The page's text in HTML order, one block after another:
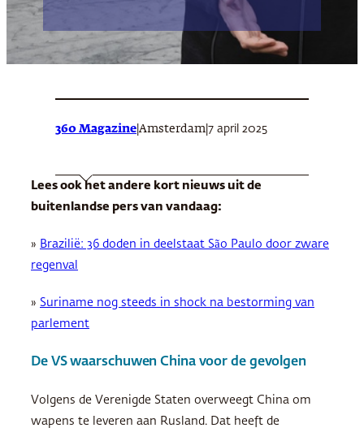
360 Magazine Amsterdam 7 april 2025
Lees ook het andere kort nieuws uit de
buitenlandse pers van vandaag:
» Brazilië: 36 doden in deelstaat São Paulo door zware
regenval
» Suriname nog steeds in shock na bestorming van
parlement
De VS waarschuwen China voor de gevolgen
Volgens de Verenigde Staten overweegt China om
wapens te leveren aan Rusland. Dat heeft de